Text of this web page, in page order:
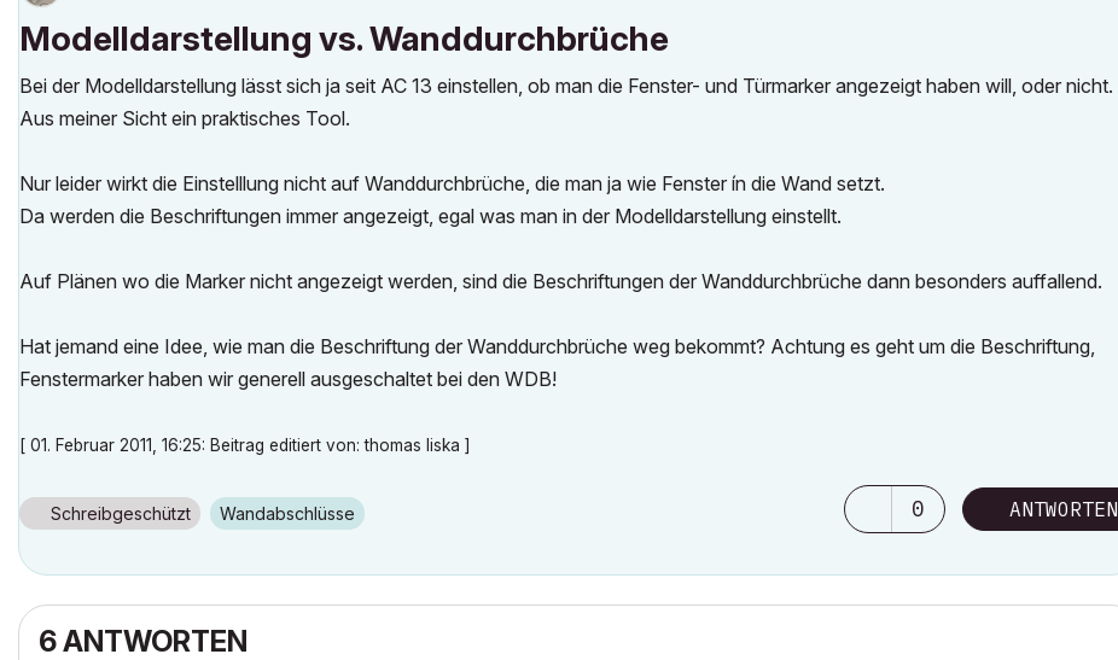
Modelldarstellung vs. Wanddurchbrüche
Bei der Modelldarstellung lässt sich ja seit AC 13 einstellen, ob man die Fenster- und Türmarker angezeigt haben will, oder nicht.
Aus meiner Sicht ein praktisches Tool.
Nur leider wirkt die Einstelllung nicht auf Wanddurchbrüche, die man ja wie Fenster ín die Wand setzt.
Da werden die Beschriftungen immer angezeigt, egal was man in der Modelldarstellung einstellt.
Auf Plänen wo die Marker nicht angezeigt werden, sind die Beschriftungen der Wanddurchbrüche dann besonders auffallend.
Hat jemand eine Idee, wie man die Beschriftung der Wanddurchbrüche weg bekommt? Achtung es geht um die Beschriftung,
Fenstermarker haben wir generell ausgeschaltet bei den WDB!
[ 01. Februar 2011, 16:25: Beitrag editiert von: thomas liska ]
Schreibgeschützt Wandabschlüsse 0 ANTWORTEN
6 ANTWORTEN